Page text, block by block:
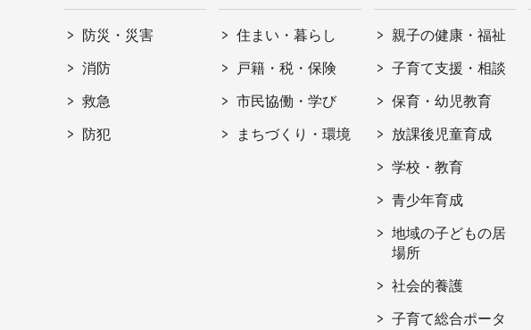
防災・災害
消防
救急
防犯
住まい・暮らし
戸籍・税・保険
市民協働・学び
まちづくり・環境
親子の健康・福祉
子育て支援・相談
保育・幼児教育
放課後児童育成
学校・教育
青少年育成
地域の子どもの居
場所
社会的養護
子育て総合ポータ